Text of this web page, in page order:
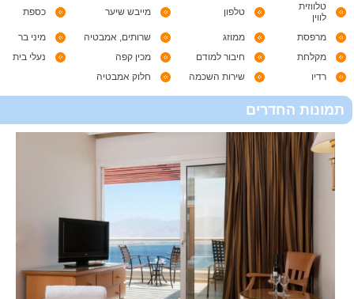
טלווזית
לווין
טלפון מייבש שיער כספת
מרפסת ממוזג שרותים, אמבטיה
מיני בר
מקלחת
חיבור למודם מכין קפה
נעלי בית
רדיו
שירות השכמה חלוק אמבטיה
תמונות החדרים